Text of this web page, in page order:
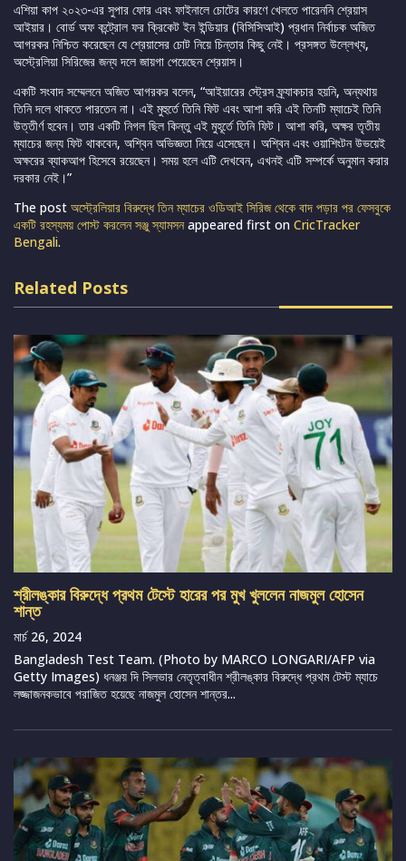
এশিয়া কাপ ২০২৩-এর সুপার ফোর এবং ফাইনালে চোটের কারণে খেলতে পারেননি শ্রেয়াস
আইয়ার। বোর্ড অফ কন্ট্রোল ফর ক্রিকেট ইন ইন্ডিয়ার (বিসিসিআই) প্রধান নির্বাচক অজিত
আগরকর নিশ্চিত করেছেন যে শ্রেয়াসের চোট নিয়ে চিন্তার কিছু নেই। প্রসঙ্গত উল্লেখ্য,
অস্ট্রেলিয়া সিরিজের জন্য দলে জায়গা পেয়েছেন শ্রেয়াস।
একটি সংবাদ সম্মেলনে অজিত আগরকর বলেন, “আইয়ারের স্ট্রেস ফ্র্যাকচার হয়নি, অন্যথায়
তিনি দলে থাকতে পারতেন না। এই মুহুর্তে তিনি ফিট এবং আশা করি এই তিনটি ম্যাচেই তিনি
উত্তীর্ণ হবেন। তার একটি নিগল ছিল কিন্তু এই মুহূর্তে তিনি ফিট। আশা করি, অক্ষর তৃতীয়
ম্যাচের জন্য ফিট থাকবেন, অশ্বিন অভিজ্ঞতা নিয়ে এসেছেন। অশ্বিন এবং ওয়াশিংটন উভয়েই
অক্ষরের ব্যাকআপ হিসেবে রয়েছেন। সময় হলে এটি দেখবেন, এখনই এটি সম্পর্কে অনুমান করার
দরকার নেই।”
The post অস্ট্রেলিয়ার বিরুদ্ধে তিন ম্যাচের ওডিআই সিরিজ থেকে বাদ পড়ার পর ফেসবুকে
একটি রহস্যময় পোস্ট করলেন সঞ্জু স্যামসনappeared first on CricTracker
Bengali.
Related Posts
শ্রীলঙ্কার বিরুদ্ধে প্রথম টেস্টে হারের পর মুখ খুললেন নাজমুল হোসেন
শান্ত
মার্চ 26, 2024
Bangladesh Test Team. (Photo by MARCO LONGARI/AFP via
Getty Images) ধনঞ্জয় দি সিলভার নেতৃত্বাধীন শ্রীলঙ্কার বিরুদ্ধে প্রথম টেস্ট ম্যাচে
লজ্জাজনকভাবে পরাজিত হয়েছে নাজমুল হোসেন শান্তর...